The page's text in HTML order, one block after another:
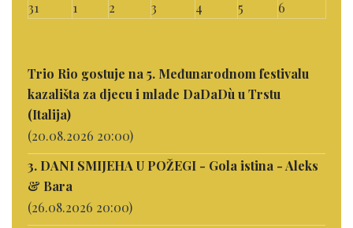
31 1 2 3 4 5 6
Trio Rio gostuje na 5. Međunarodnom festivalu
kazališta za djecu i mlade DaDaDù u Trstu
(Italija)
(20.08.2026 20:00)
3. DANI SMIJEHA U POŽEGI - Gola istina - Aleks
& Bara
(26.08.2026 20:00)